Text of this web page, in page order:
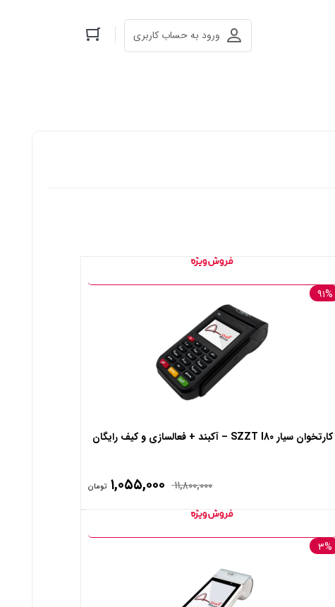
ورود به حساب کاربری
کارتخوان سیار SZZT I80 – آکبند + فعالسازی و کیف رایگان
۹۱%
۱۱,۸۰۰,۰۰۰ ۱,۰۵۵,۰۰۰ تومان
۳%